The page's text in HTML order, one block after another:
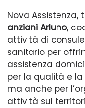
Nova Assistenza,
anziani Arluno,
attività di
sanitario per
assistenza
per la qualità e
ma anche per
attività sul